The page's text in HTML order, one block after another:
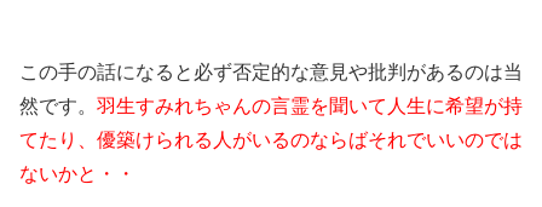
この手の話になると必ず否定的な意見や批判があるのは当
然です。 羽生すみれちゃんの言霊を聞いて人生に希望が持
てたり、優築けられる人がいるのならばそれでいいのでは
ないかと・・